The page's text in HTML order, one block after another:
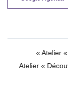
« Atelier
Atelier «